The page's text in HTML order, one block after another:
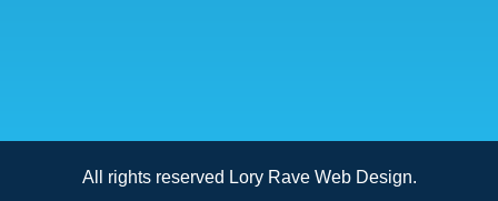
All rights reserved Lory Rave Web Design.